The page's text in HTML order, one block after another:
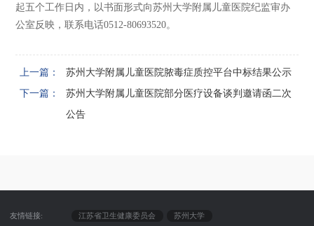
起五个工作日内，以书面形式向苏州大学附属儿童医院纪监审办
公室反映，联系电话0512-80693520。
上一篇：
苏州大学附属儿童医院脓毒症质控平台中标结果公示
下一篇：
苏州大学附属儿童医院部分医疗设备谈判邀请函二次
公告
友情链接: 江苏省卫生健康委员会 苏州大学